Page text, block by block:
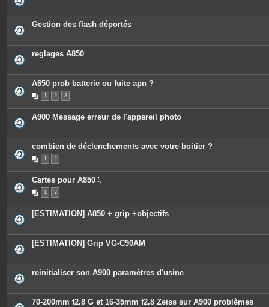
è
j
t
Gestion des flash déportés
reglages A850
A850 prob batterie ou fuite apn ?
1 2 3
A900 Message erreur de l'appareil photo
combien de déclenchements avec votre boitier ?
1 2
Cartes pour A850
c
e
o
i
e
s
1 2
[ESTIMATION] A850 + grip +objectifs
[ESTIMATION] Grip VG-C90AM
reinitialiser son A900 paramètres d'usine
70-200mm f2.8 G et 16-35mm f2.8 Zeiss sur A900 problèmes